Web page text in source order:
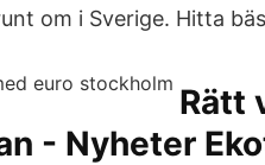
om i Sverige. Hitta
Rätt
- Nyheter